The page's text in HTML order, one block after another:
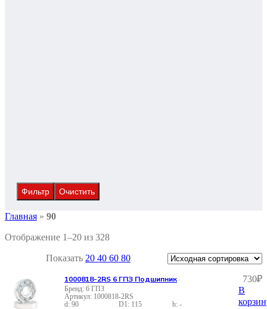
Фильтр Очистить
Главная » 90
Отображение 1–20 из 328
Показать 20 40 60 80
1000818-2RS
90
115 -
6 ГПЗ
1000818-2RS 6 ГПЗ Подшипник 730₽
В